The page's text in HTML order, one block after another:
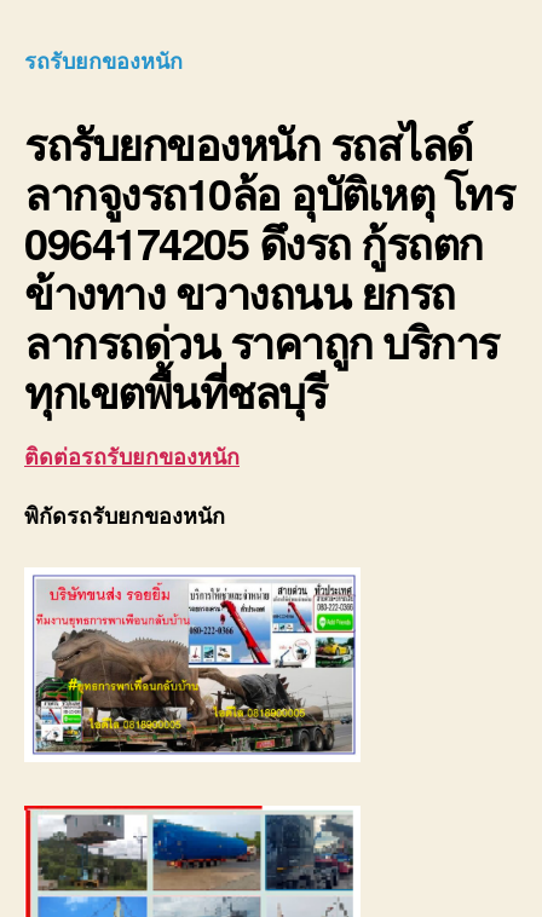
ติด
เครน
รถรับยกของหนัก
รถรับยกของหนักรถสไลด์
ลากจูงรถ10ล้อ อุบัติเหตุ โทร
0964174205 ดึงรถ กู้รถตก
ข้างทาง ขวางถนน ยกรถ
ลากรถด่วน ราคาถูก บริการ
ทุกเขตพื้นที่ชลบุรี
ติดต่อรถรับยกของหนัก
พิกัดรถรับยกของหนัก